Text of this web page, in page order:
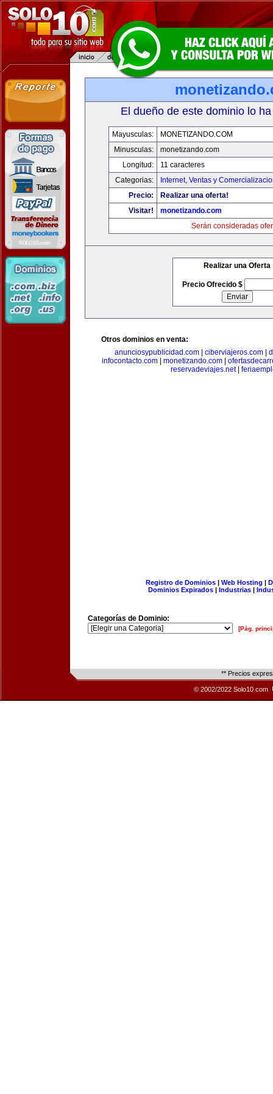
El dueño de este dominio lo
Mayusculas:
MONETIZANDO.COM
Minusculas:
monetizando.com
Longitud:
11 caracteres
Categorias:
Internet, Ventas y
Precio:
Realizar una oferta!
Visitar!
monetizando.com
Serán consideradas
Realizar una Oferta
Precio Ofrecido $
Otros dominios en venta:
anunciosypublicidad.com| ciberviajeros.com|
infocontacto.com
monetizando.com
reservadeviajes.net|
Registro de Dominios| Web Hosting |
Dominios Expirados | Industrias |
Categorías de Dominio:
[Pág.
** Precios
© 2002/2022 Solo10.com